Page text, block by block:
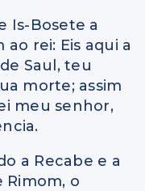
Is-Bosete a
ao rei: Eis aqui a
Saul, teu
morte; assim
meu senhor,
a Recabe e a
Rimom, o